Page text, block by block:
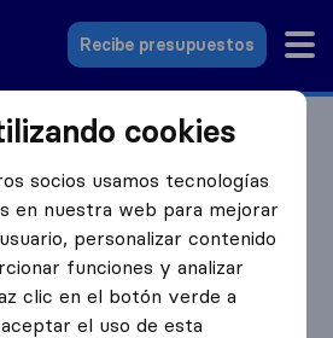
Recibe presupuestos
Fene Mudanzas Carballo
basado en
y Google
con otrasempresas de
cookies
socios usamos tecnologías
en nuestra web para mejorar
personalizar contenido
funciones y analizar
clic en el botón verde a
el uso de esta